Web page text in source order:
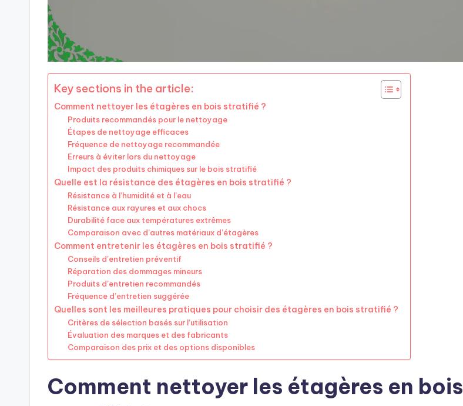
Key sections in the article:
Comment nettoyer les étagères en bois stratifié ?
Produits recommandés pour le nettoyage
Étapes de nettoyage efficaces
Fréquence de nettoyage recommandée
Erreurs à éviter lors du nettoyage
Impact des produits chimiques sur le bois stratifié
Quelle est la résistance des étagères en bois stratifié ?
Résistance à l’humidité et à l’eau
Résistance aux rayures et aux chocs
Durabilité face aux températures extrêmes
Comparaison avec d’autres matériaux d’étagères
Comment entretenir les étagères en bois stratifié ?
Conseils d’entretien préventif
Réparation des dommages mineurs
Produits d’entretien recommandés
Fréquence d’entretien suggérée
Quelles sont les meilleures pratiques pour choisir des étagères en bois stratifié ?
Critères de sélection basés sur l’utilisation
Évaluation des marques et des fabricants
Comparaison des prix et des options disponibles
Comment nettoyer les étagères en bois